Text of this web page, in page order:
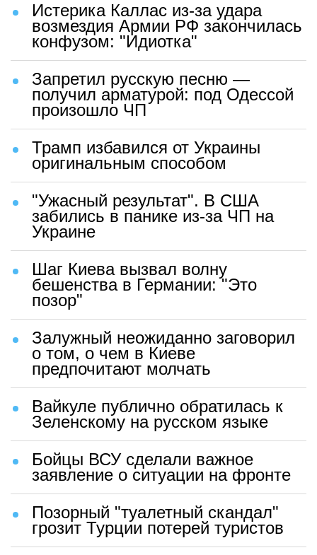
Истерика Каллас из-за удара
возмездия Армии РФ закончилась
конфузом: "Идиотка"
Запретил русскую песню —
получил арматурой: под Одессой
произошло ЧП
Трамп избавился от Украины
оригинальным способом
"Ужасный результат". В США
забились в панике из-за ЧП на
Украине
Шаг Киева вызвал волну
бешенства в Германии: "Это
позор"
Залужный неожиданно заговорил
о том, о чем в Киеве
предпочитают молчать
Вайкуле публично обратилась к
Зеленскому на русском языке
Бойцы ВСУ сделали важное
заявление о ситуации на фронте
Позорный "туалетный скандал"
грозит Турции потерей туристов